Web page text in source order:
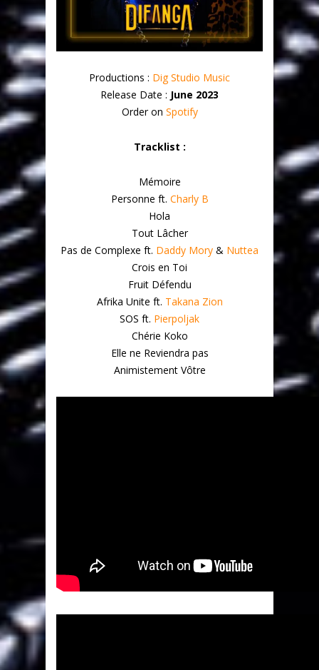
Productions : Dig Studio Music
Release Date : June 2023
Order on Spotify
Tracklist :
Mémoire
Personne ft. Charly B
Hola
Tout Lâcher
Pas de Complexe ft. Daddy Mory & Nuttea
Crois en Toi
Fruit Défendu
Afrika Unite ft. Takana Zion
SOS ft. Pierpoljak
Chérie Koko
Elle ne Reviendra pas
Animistement Vôtre